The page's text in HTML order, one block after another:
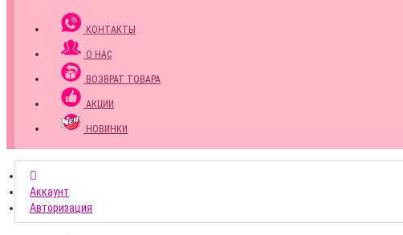
КОНТАКТЫ
О НАС
ВОЗВРАТ ТОВАРА
АКЦИИ
НОВИНКИ
Аккаунт
Авторизация